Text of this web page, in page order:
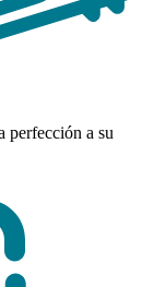
perfección a su